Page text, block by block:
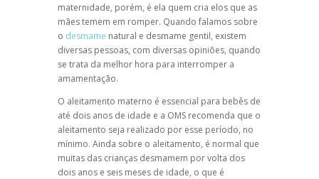
maternidade, porém, é ela quem cria elos que as
mães temem em romper. Quando falamos sobre
o desmame natural e desmame gentil, existem
diversas pessoas, com diversas opiniões, quando
se trata da melhor hora para interromper a
amamentação.
O aleitamento materno é essencial para bebês de
até dois anos de idade e a OMS recomenda que o
aleitamento seja realizado por esse período, no
mínimo. Ainda sobre o aleitamento, é normal que
muitas das crianças desmamem por volta dos
dois anos e seis meses de idade, o que é